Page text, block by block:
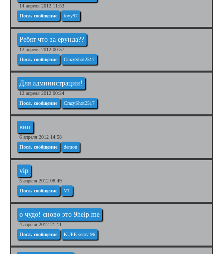
14 апреля 2012 11:53
Посл. сообщение
toyy97
Ребят что за ерунда??
12 апреля 2012 00:57
Посл. сообщение
CrazyShot2517
Для администрации!
12 апреля 2012 00:24
Посл. сообщение
CrazyShot2517
вип
6 апреля 2012 14:58
Посл. сообщение
demon
vip
5 апреля 2012 08:49
Посл. сообщение
VT
о чудо! сново это 9help.me
4 апреля 2012 21:11
Посл. сообщение
KUPE serov 96